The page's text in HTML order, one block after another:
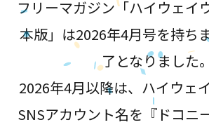
フリーマガジン「ハイウェイ
本版」は2026年4月号を持ち
了となりました。
2026年4月以降は、ハイウェ
SNSアカウント名を『ドコニ